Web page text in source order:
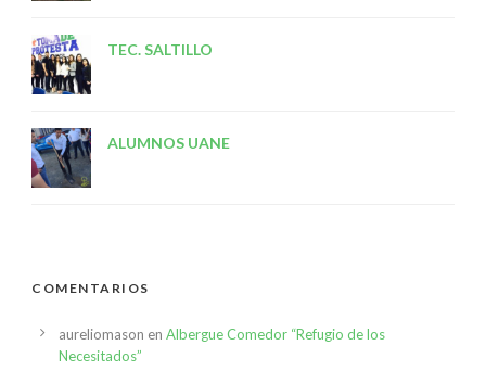
TEC. SALTILLO
ALUMNOS UANE
COMENTARIOS
aureliomason en Albergue Comedor “Refugio de los
Necesitados”